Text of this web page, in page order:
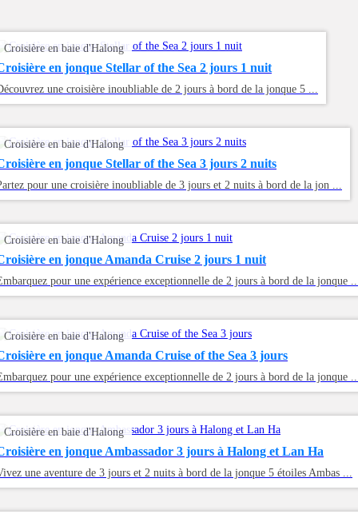
Croisière en baie d'Halong
en jonque Stellar of the Sea 2 jours 1 nuit
une croisière inoubliable de 2 jours à bord de la jonque 5 ...
Croisière en baie d'Halong
en jonque Stellar of the Sea 3 jours 2 nuits
pour une croisière inoubliable de 3 jours et 2 nuits à bord de la jon ...
Croisière en baie d'Halong
en jonque Amanda Cruise 2 jours 1 nuit
pour une expérience exceptionnelle de 2 jours à bord de la jonque
Croisière en baie d'Halong
en jonque Amanda Cruise of the Sea 3 jours
pour une expérience exceptionnelle de 2 jours à bord de la jonque
Croisière en baie d'Halong
en jonque Ambassador 3 jours à Halong et Lan Ha
une aventure de 3 jours et 2 nuits à bord de la jonque 5 étoiles Ambas ...